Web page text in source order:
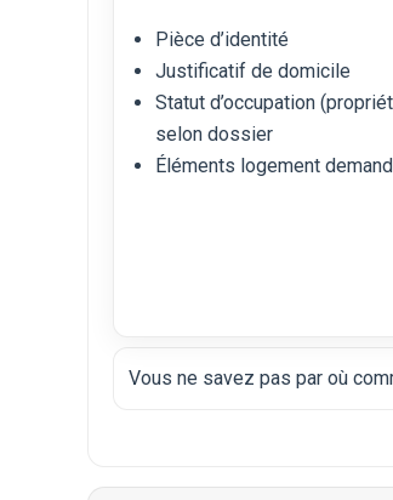
Pièce d’identité
Justificatif de domicile
Statut d’occupation
selon dossier
Éléments logement
Vous ne savez pas par où